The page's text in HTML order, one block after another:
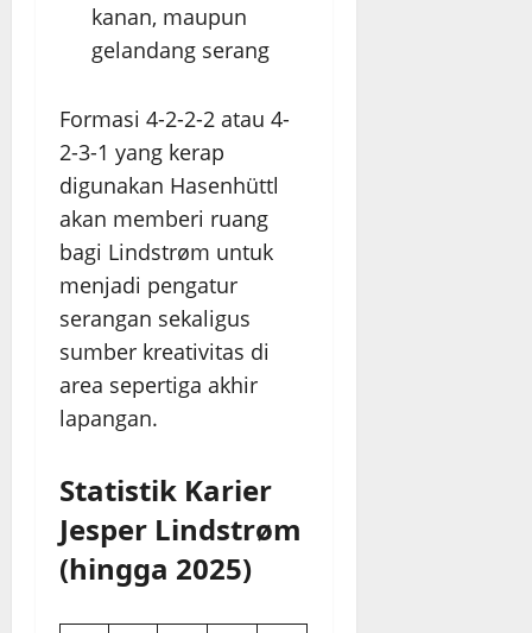
kanan, maupun
gelandang serang
Formasi 4-2-2-2 atau 4-
2-3-1 yang kerap
digunakan Hasenhüttl
akan memberi ruang
bagi Lindstrøm untuk
menjadi pengatur
serangan sekaligus
sumber kreativitas di
area sepertiga akhir
lapangan.
Statistik Karier
Jesper Lindstrøm
(hingga 2025)